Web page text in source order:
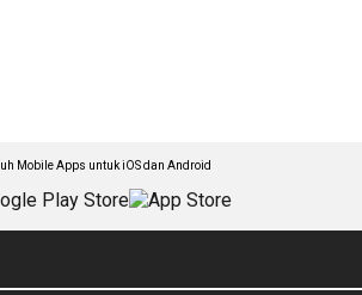
Mobile Apps untuk iOS dan Android